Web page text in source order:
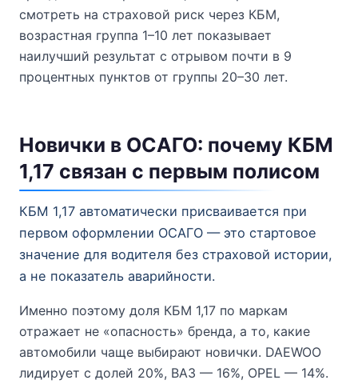
смотреть на страховой риск через КБМ,
возрастная группа 1–10 лет показывает
наилучший результат с отрывом почти в 9
процентных пунктов от группы 20–30 лет.
Новички в ОСАГО: почему КБМ
1,17 связан с первым полисом
КБМ 1,17 автоматически присваивается при
первом оформлении ОСАГО — это стартовое
значение для водителя без страховой истории,
а не показатель аварийности.
Именно поэтому доля КБМ 1,17 по маркам
отражает не «опасность» бренда, а то, какие
автомобили чаще выбирают новички. DAEWOO
лидирует с долей 20%, ВАЗ — 16%, OPEL — 14%.